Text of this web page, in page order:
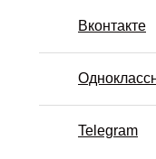
Вконтакте
Telegram